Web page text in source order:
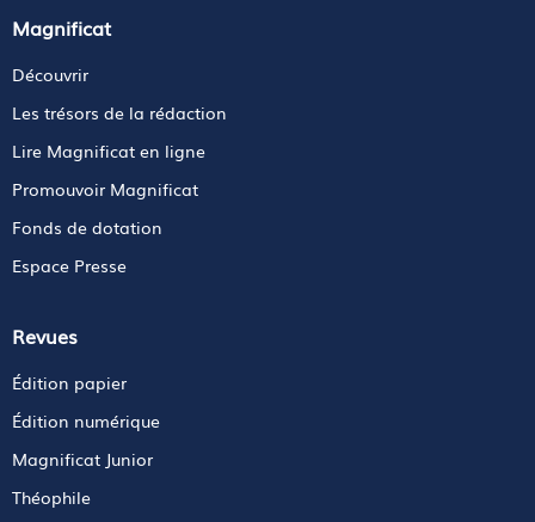
Magnificat
Découvrir
Les trésors de la rédaction
Lire Magnificat en ligne
Promouvoir Magnificat
Fonds de dotation
Espace Presse
Revues
Édition papier
Édition numérique
Magnificat Junior
Théophile